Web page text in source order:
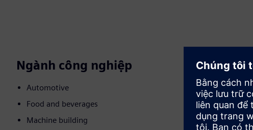
Ngành công nghiệp
Automotive
Food and beverages
Machine building